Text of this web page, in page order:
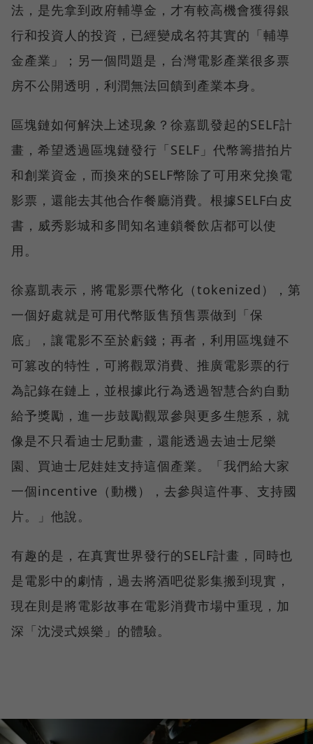
法，是先拿到政府輔導金，才有較高機會獲得銀
行和投資人的投資，已經變成名符其實的「輔導
金產業」；另一個問題是，台灣電影產業很多票
房不公開透明，利潤無法回饋到產業本身。
區塊鏈如何解決上述現象？徐嘉凱發起的SELF計
畫，希望透過區塊鏈發行「SELF」代幣籌措拍片
和創業資金，而換來的SELF幣除了可用來兌換電
影票，還能去其他合作餐廳消費。根據SELF白皮
書，威秀影城和多間知名連鎖餐飲店都可以使
用。
徐嘉凱表示，將電影票代幣化（tokenized），第
一個好處就是可用代幣販售預售票做到「保
底」，讓電影不至於虧錢；再者，利用區塊鏈不
可篡改的特性，可將觀眾消費、推廣電影票的行
為記錄在鏈上，並根據此行為透過智慧合約自動
給予獎勵，進一步鼓勵觀眾參與更多生態系，就
像是不只看迪士尼動畫，還能透過去迪士尼樂
園、買迪士尼娃娃支持這個產業。「我們給大家
一個incentive（動機），去參與這件事、支持國
片。」他說。
有趣的是，在真實世界發行的SELF計畫，同時也
是電影中的劇情，過去將酒吧從影集搬到現實，
現在則是將電影故事在電影消費市場中重現，加
深「沈浸式娛樂」的體驗。